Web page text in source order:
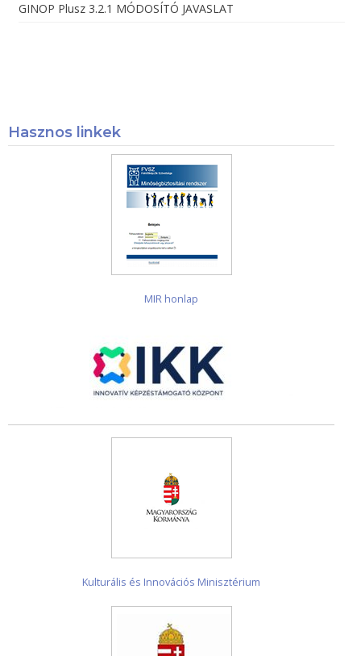
GINOP Plusz 3.2.1 MÓDOSÍTÓ JAVASLAT
Hasznos linkek
MIR honlap
Kulturális és Innovációs Minisztérium